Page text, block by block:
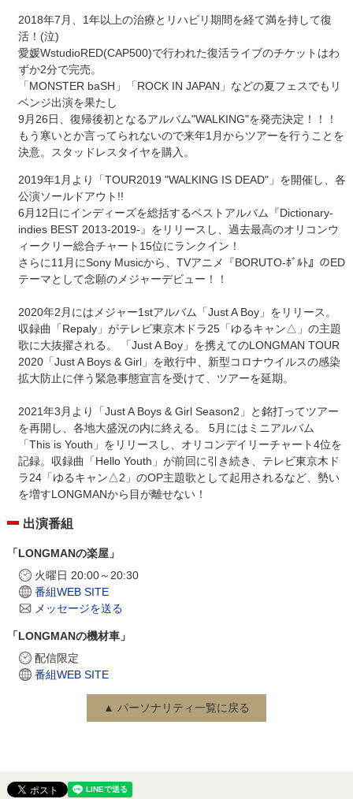
2018年7月、1年以上の治療とリハビリ期間を経て満を持して復
活！(泣)
愛媛WstudioRED(CAP500)で行われた復活ライブのチケットはわ
ずか2分で完売。
「MONSTER baSH」「ROCK IN JAPAN」などの夏フェスでもリ
ベンジ出演を果たし
9月26日、復帰後初となるアルバム"WALKING"を発売決定！！！
もう寒いとか言ってられないので来年1月からツアーを行うことを
決意。スタッドレスタイヤを購入。
2019年1月より「TOUR2019 "WALKING IS DEAD"」を開催し、各
公演ソールドアウト!!
6月12日にインディーズを総括するベストアルバム『Dictionary-
indies BEST 2013-2019-』をリリースし、過去最高のオリコンウ
ィークリー総合チャート15位にランクイン！
さらに11月にSony Musicから、TVアニメ『BORUTO-ﾎﾞﾙﾄ』のED
テーマとして念願のメジャーデビュー！！
2020年2月にはメジャー1stアルバム「Just A Boy」をリリース。
収録曲「Repaly」がテレビ東京木ドラ25「ゆるキャン△」の主題
歌に大抜擢される。 「Just A Boy」を携えてのLONGMAN TOUR
2020「Just A Boys & Girl」を敢行中、新型コロナウイルスの感染
拡大防止に伴う緊急事態宣言を受けて、ツアーを延期。
2021年3月より「Just A Boys & Girl Season2」と銘打ってツアー
を再開し、各地大盛況の内に終える。 5月にはミニアルバム
「This is Youth」をリリースし、オリコンデイリーチャート4位を
記録。収録曲「Hello Youth」が前回に引き続き、テレビ東京木ド
ラ24「ゆるキャン△2」のOP主題歌として起用されるなど、勢い
を増すLONGMANから目が離せない！
出演番組
「LONGMANの楽屋」
火曜日 20:00～20:30
番組WEB SITE
メッセージを送る
「LONGMANの機材車」
配信限定
番組WEB SITE
▲ パーソナリティ一覧に戻る